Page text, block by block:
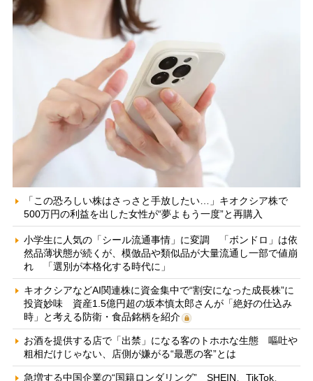
「この恐ろしい株はさっさと手放したい…」キオクシア株で
500万円の利益を出した女性が“夢よもう一度”と再購入
小学生に人気の「シール流通事情」に変調 「ボンドロ」は依
然品薄状態が続くが、模倣品や類似品が大量流通し一部で値崩
れ 「選別が本格化する時代に」
キオクシアなどAI関連株に資金集中で“割安になった成長株”に
投資妙味 資産1.5億円超の坂本慎太郎さんが「絶好の仕込み
時」と考える防衛・食品銘柄を紹介
お酒を提供する店で「出禁」になる客のトホホな生態 嘔吐や
粗相だけじゃない、店側が嫌がる“最悪の客”とは
急増する中国企業の“国籍ロンダリング” SHEIN、TikTok、